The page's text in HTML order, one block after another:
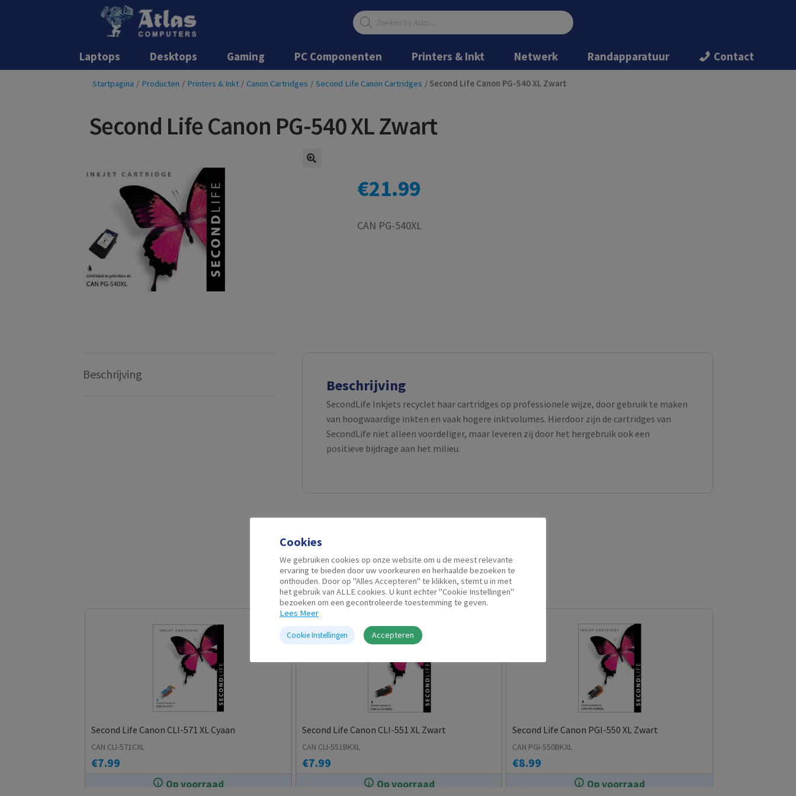
Ga
naar
navigatie
Ga
inhoud
Producten
zoeken
Laptops Desktops Gaming PC Componenten Printers & Inkt Netwerk Randapparatuur Contact
Startpagina / Producten / Printers & Inkt / Canon Cartridges / Second Life Canon Cartridges / Second Life Canon PG-540 XL Zwart
Second Life Canon PG-540 XL Zwart
€21.99
CAN PG-540XL
Beschrijving
Beschrijving
SecondLife Inkjets recyclet haar cartridges op professionele wijze, door gebruik te maken
van hoogwaardige inkten en vaak hogere inktvolumes. Hierdoor zijn de cartridges van
SecondLife niet alleen voordeliger, maar leveren zij door het hergebruik ook een
positieve bijdrage aan het milieu.
Gerelateerde producten
Op voorraad
Second Life Canon CLI-571 XL Cyaan
€7.99
CAN CLI-571CXL
Op voorraad
Second Life Canon CLI-551 XL Zwart
€7.99
CAN CLI-551BKXL
Op voorraad
Second Life Canon PGI-550 XL Zwart
€8.99
CAN PGI-550BKXL
Cookies
We gebruiken cookies op onze website om u de meest relevante
ervaring te bieden door uw voorkeuren en herhaalde bezoeken te
onthouden. Door op "Alles Accepteren" te klikken, stemt u in met
het gebruik van ALLE cookies. U kunt echter "Cookie Instellingen"
bezoeken om een gecontroleerde toestemming te geven.
Lees Meer
Cookie Instellingen Accepteren